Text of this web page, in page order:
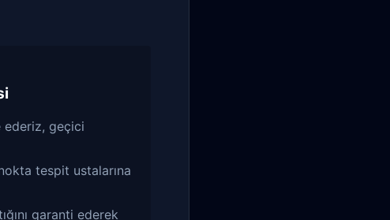
ederiz, geçici
tespit ustalarına
garanti ederek